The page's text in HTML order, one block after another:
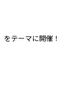
をテーマに開催！